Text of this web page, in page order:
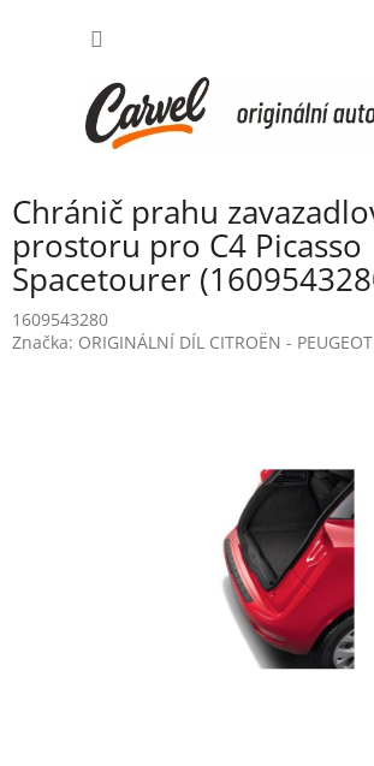
Chránič prahu
prostoru pro C4 Picasso
Spacetourer
1609543280
Značka: ORIGINÁLNÍ DÍL CITROËN - PEUGEOT